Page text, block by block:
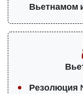
Вьетнамом
Резолюция